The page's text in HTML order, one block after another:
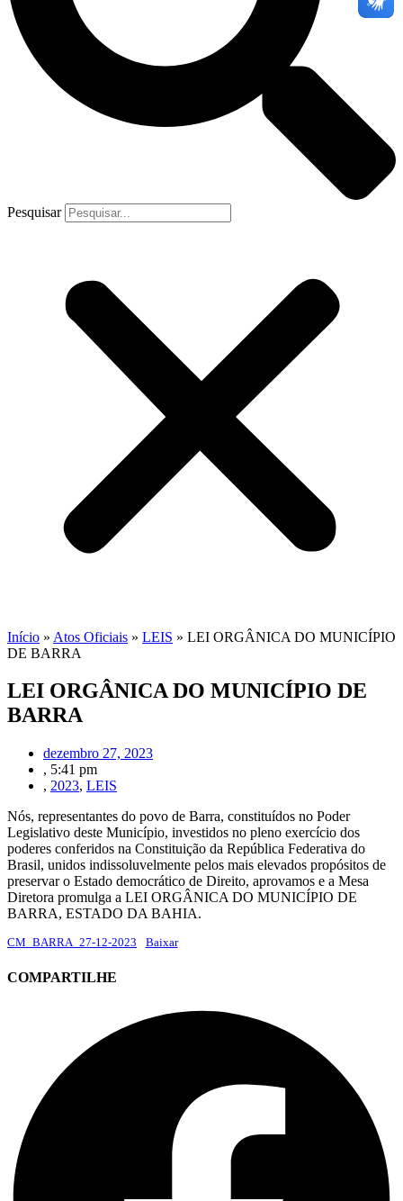
Pesquisar
Início » Atos Oficiais » LEIS » LEI ORGÂNICA DO MUNICÍPIO
DE BARRA
LEI ORGÂNICA DO MUNICÍPIO DE
BARRA
dezembro 27, 2023
, 5:41 pm
, 2023, LEIS
Nós, representantes do povo de Barra, constituídos no Poder
Legislativo deste Município, investidos no pleno exercício dos
poderes conferidos na Constituição da República Federativa do
Brasil, unidos indissoluvelmente pelos mais elevados propósitos de
preservar o Estado democrático de Direito, aprovamos e a Mesa
Diretora promulga a LEI ORGÂNICA DO MUNICÍPIO DE
BARRA, ESTADO DA BAHIA.
CM_BARRA_27-12-2023 Baixar
COMPARTILHE